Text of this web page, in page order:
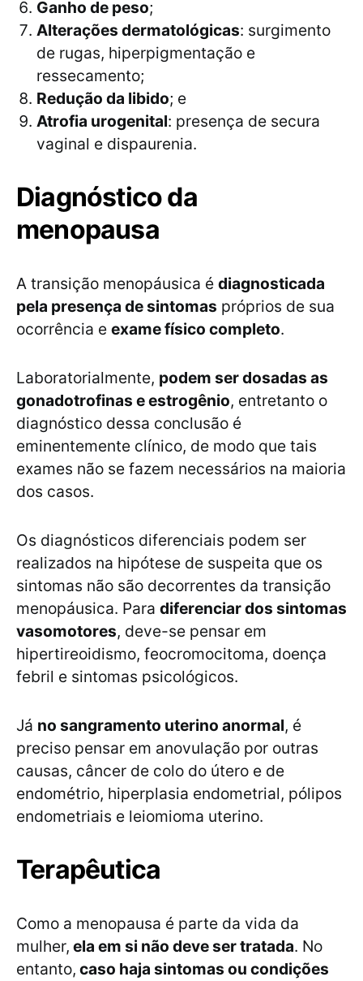
Ganho de peso;
Alterações dermatológicas: surgimento
de rugas, hiperpigmentação e
ressecamento;
Redução da libido; e
Atrofia urogenital: presença de secura
vaginal e dispaurenia.
Diagnóstico da
menopausa
A transição menopáusica é diagnosticada
pela presença de sintomas próprios de sua
ocorrência e exame físico completo.
Laboratorialmente, podem ser dosadas as
gonadotrofinas e estrogênio, entretanto o
diagnóstico dessa conclusão é
eminentemente clínico, de modo que tais
exames não se fazem necessários na maioria
dos casos.
Os diagnósticos diferenciais podem ser
realizados na hipótese de suspeita que os
sintomas não são decorrentes da transição
menopáusica. Para diferenciar dos sintomas
vasomotores, deve-se pensar em
hipertireoidismo, feocromocitoma, doença
febril e sintomas psicológicos.
Já no sangramento uterino anormal, é
preciso pensar em anovulação por outras
causas, câncer de colo do útero e de
endométrio, hiperplasia endometrial, pólipos
endometriais e leiomioma uterino.
Terapêutica
Como a menopausa é parte da vida da
mulher, ela em si não deve ser tratada. No
entanto, caso haja sintomas ou condições